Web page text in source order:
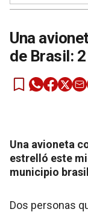
Una
de Brasil:
Una avioneta
estrelló este
municipio
Dos personas